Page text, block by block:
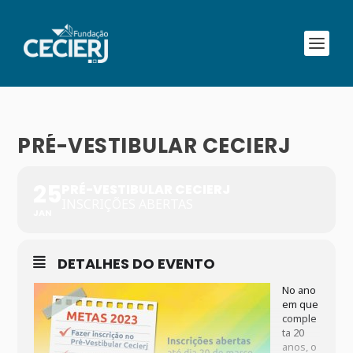
PRÉ-VESTIBULAR CECIERJ
DETALHES DO EVENTO
No ano
em que
comple
ta 20
anos, o